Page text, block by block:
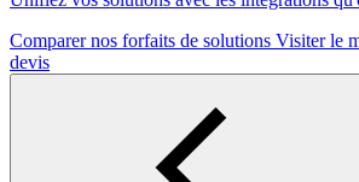
Comparer nos forfaits de solutions Visiter le
devis